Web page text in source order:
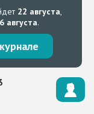
22 августа,
августа.